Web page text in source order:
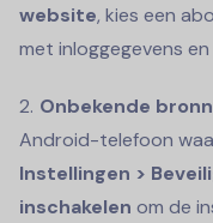
website, kies een
met inloggegevens
Onbekende
Android-telefoon
Instellingen >
inschakelen om de